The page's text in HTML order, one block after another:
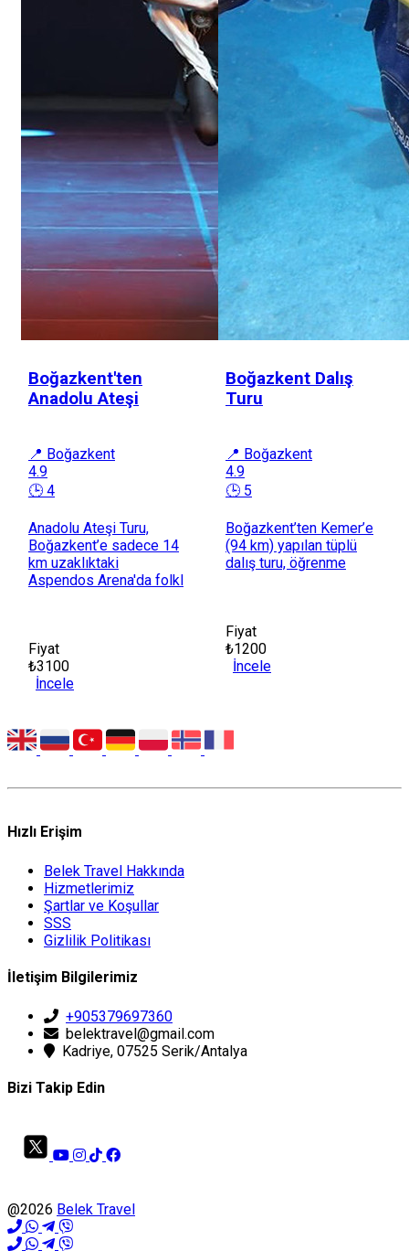
Boğazkent'ten
Anadolu Ateşi
📍 Boğazkent
4.9
🕒 4
Anadolu Ateşi Turu,
Boğazkent’e sadece 14
km uzaklıktaki
Aspendos Arena'da folkl
Fiyat
₺3100
İncele
Boğazkent Dalış
Turu
📍 Boğazkent
4.9
🕒 5
Boğazkent’ten Kemer’e
(94 km) yapılan tüplü
dalış turu, öğrenme
Fiyat
₺1200
İncele
Hızlı Erişim
Belek Travel Hakkında
Hizmetlerimiz
Şartlar ve Koşullar
SSS
Gizlilik Politikası
İletişim Bilgilerimiz
+905379697360
belektravel@gmail.com
Kadriye, 07525 Serik/Antalya
Bizi Takip Edin
@2026 Belek Travel